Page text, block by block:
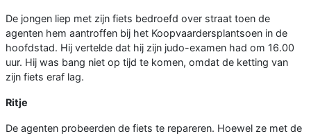
De jongen liep met zijn fiets bedroefd over straat toen de
agenten hem aantroffen bij het Koopvaardersplantsoen in de
hoofdstad. Hij vertelde dat hij zijn judo-examen had om 16.00
uur. Hij was bang niet op tijd te komen, omdat de ketting van
zijn fiets eraf lag.
Ritje
De agenten probeerden de fiets te repareren. Hoewel ze met de